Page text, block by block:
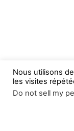
Nous utilisons
les visites
Do not sell my